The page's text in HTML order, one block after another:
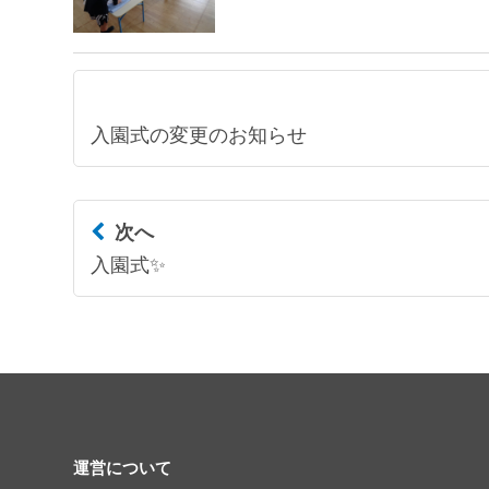
入園式の変更のお知らせ
次へ
入園式✨
運営について